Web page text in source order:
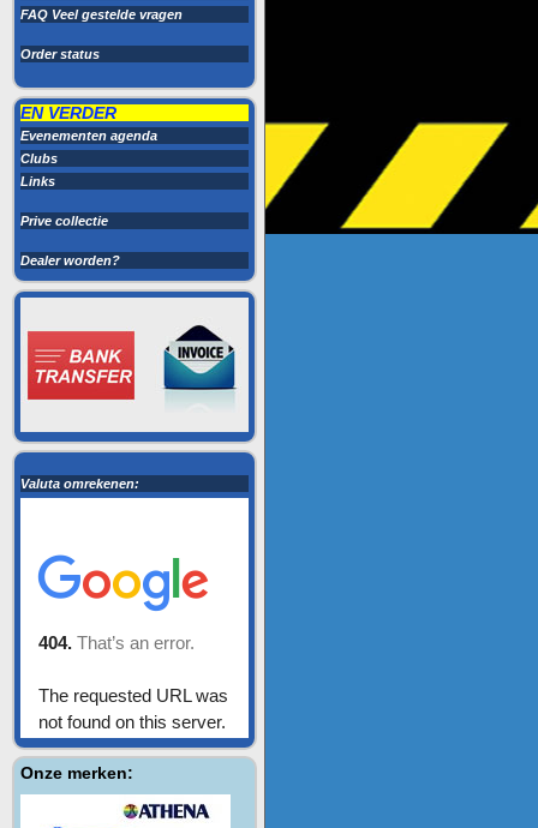
FAQ Veel gestelde vragen
Order status
EN VERDER
Evenementen agenda
Clubs
Links
Prive collectie
Dealer worden?
Valuta omrekenen:
Onze merken: